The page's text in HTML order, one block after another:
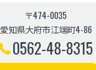
〒474-0035
愛知県大府市江端町4-86
0562-48-8315